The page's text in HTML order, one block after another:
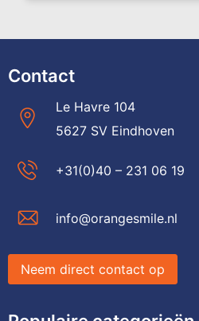
Contact
Le Havre 104
5627 SV Eindhoven
+31(0)40 – 231 06 19
info@orangesmile.nl
Neem direct contact op